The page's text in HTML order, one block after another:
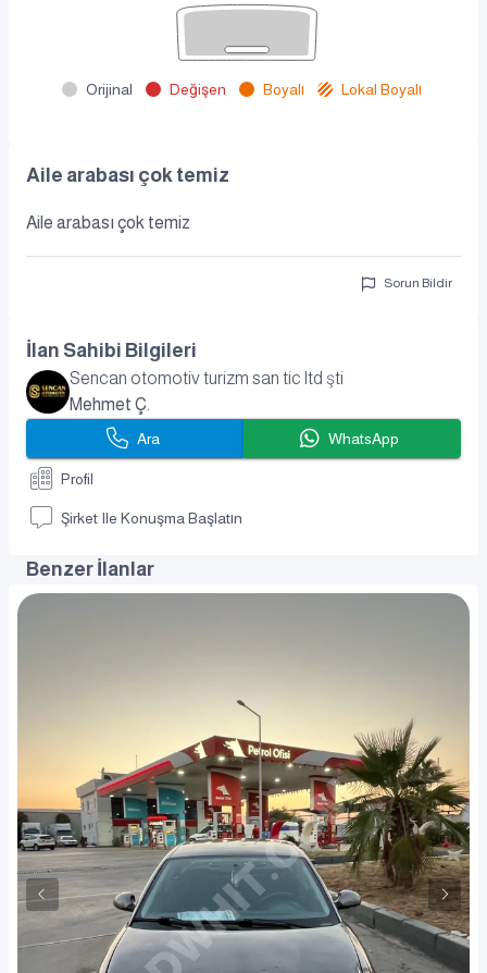
Orijinal Değişen Boyalı Lokal Boyalı
Aile arabası çok temiz
Aile arabası çok temiz
Sorun Bildir
İlan Sahibi Bilgileri
Sencan otomotiv turizm san tic ltd şti
Mehmet Ç.
Ara WhatsApp
Profil
Şirket Ile Konuşma Başlatın
Benzer İlanlar